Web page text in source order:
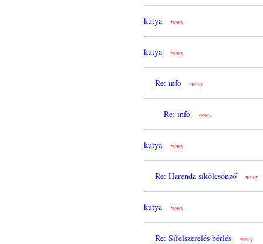
kutya nowy
kutya nowy
Re: info nowy
Re: info nowy
kutya nowy
Re: Harenda síkölcsönző nowy
kutya nowy
Re: Sífelszerelés bérlés nowy